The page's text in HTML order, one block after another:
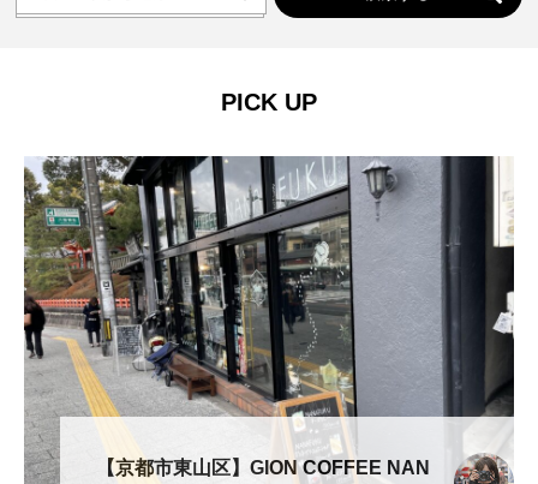
PICK UP
【京都市東山区】GION COFFEE NAN